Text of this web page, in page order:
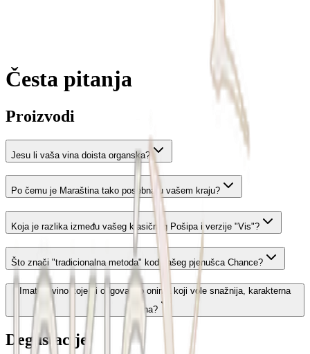
Česta pitanja
Proizvodi
Jesu li vaša vina doista organska?
Po čemu je Maraština tako posebna u vašem kraju?
Koja je razlika između vašeg klasičnog Pošipa i verzije "Vis"?
Što znači "tradicionalna metoda" kod vašeg pjenušca Chance?
Imate li vino koje bi odgovaralo onima koji vole snažnija, karakterna
vina?
Degustacije